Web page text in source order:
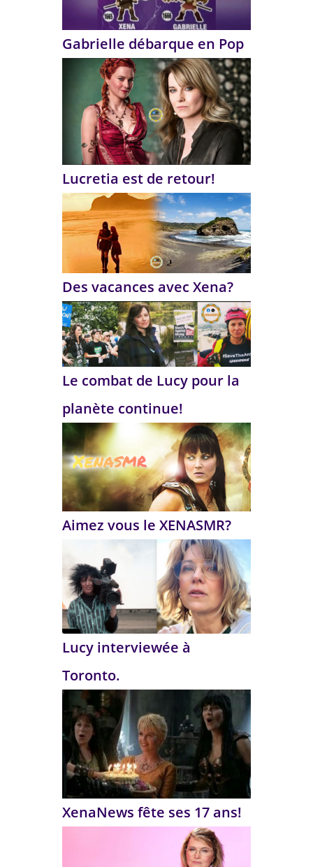
Gabrielle débarque en Pop
Lucretia est de retour!
Des vacances avec Xena?
Le combat de Lucy pour la
planète continue!
Aimez vous le XENASMR?
Lucy interviewée à
Toronto.
XenaNews fête ses 17 ans!